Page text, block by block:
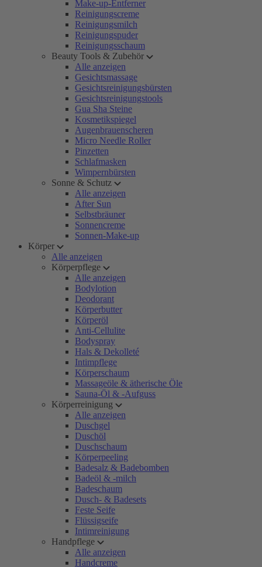
Make-up-Entferner
Reinigungscreme
Reinigungsmilch
Reinigungspuder
Reinigungsschaum
Beauty Tools & Zubehör
Alle anzeigen
Gesichtsmassage
Gesichtsreinigungsbürsten
Gesichtsreinigungstools
Gua Sha Steine
Kosmetikspiegel
Augenbrauenscheren
Micro Needle Roller
Pinzetten
Schlafmasken
Wimpernbürsten
Sonne & Schutz
Alle anzeigen
After Sun
Selbstbräuner
Sonnencreme
Sonnen-Make-up
Körper
Alle anzeigen
Körperpflege
Alle anzeigen
Bodylotion
Deodorant
Körperbutter
Körperöl
Anti-Cellulite
Bodyspray
Hals & Dekolleté
Intimpflege
Körperschaum
Massageöle & ätherische Öle
Sauna-Öl & -Aufguss
Körperreinigung
Alle anzeigen
Duschgel
Duschöl
Duschschaum
Körperpeeling
Badesalz & Badebomben
Badeöl & -milch
Badeschaum
Dusch- & Badesets
Feste Seife
Flüssigseife
Intimreinigung
Handpflege
Alle anzeigen
Handcreme